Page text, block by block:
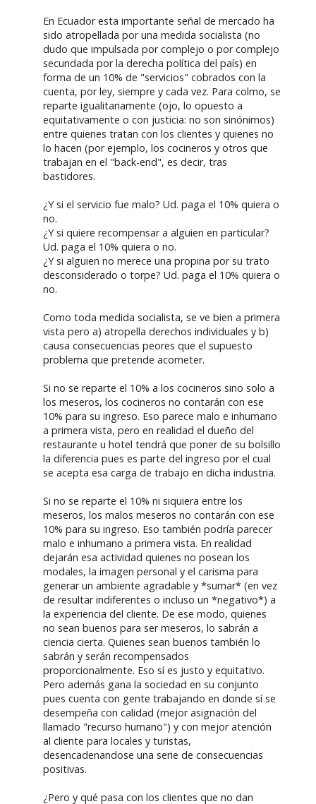
En Ecuador esta importante señal de mercado ha
sido atropellada por una medida socialista (no
dudo que impulsada por complejo o por complejo
secundada por la derecha política del país) en
forma de un 10% de "servicios" cobrados con la
cuenta, por ley, siempre y cada vez. Para colmo, se
reparte igualitariamente (ojo, lo opuesto a
equitativamente o con justicia: no son sinónimos)
entre quienes tratan con los clientes y quienes no
lo hacen (por ejemplo, los cocineros y otros que
trabajan en el "back-end", es decir, tras
bastidores.
¿Y si el servicio fue malo? Ud. paga el 10% quiera o
no.
¿Y si quiere recompensar a alguien en particular?
Ud. paga el 10% quiera o no.
¿Y si alguien no merece una propina por su trato
desconsiderado o torpe? Ud. paga el 10% quiera o
no.
Como toda medida socialista, se ve bien a primera
vista pero a) atropella derechos individuales y b)
causa consecuencias peores que el supuesto
problema que pretende acometer.
Si no se reparte el 10% a los cocineros sino solo a
los meseros, los cocineros no contarán con ese
10% para su ingreso. Eso parece malo e inhumano
a primera vista, pero en realidad el dueño del
restaurante u hotel tendrá que poner de su bolsillo
la diferencia pues es parte del ingreso por el cual
se acepta esa carga de trabajo en dicha industria.
Si no se reparte el 10% ni siquiera entre los
meseros, los malos meseros no contarán con ese
10% para su ingreso. Eso también podría parecer
malo e inhumano a primera vista. En realidad
dejarán esa actividad quienes no posean los
modales, la imagen personal y el carisma para
generar un ambiente agradable y *sumar* (en vez
de resultar indiferentes o incluso un *negativo*) a
la experiencia del cliente. De ese modo, quienes
no sean buenos para ser meseros, lo sabrán a
ciencia cierta. Quienes sean buenos también lo
sabrán y serán recompensados
proporcionalmente. Eso sí es justo y equitativo.
Pero además gana la sociedad en su conjunto
pues cuenta con gente trabajando en donde sí se
desempeña con calidad (mejor asignación del
llamado "recurso humano") y con mejor atención
al cliente para locales y turistas,
desencadenandose una serie de consecuencias
positivas.
¿Pero y qué pasa con los clientes que no dan